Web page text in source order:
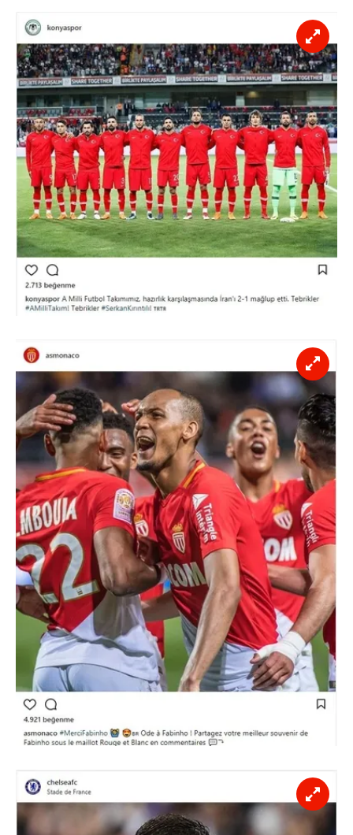
vasıtasıyla belirleyebilirsiniz. Çerezlere ilişkin detaylı bilgi
için Ayarlar butonuna tıklayabilir,
Çerez Bilgilendirme
Metnimiziziyaret edebilirsiniz.
6698 sayılı Kişisel Verilerin Korunması Kanunu uyarınca
hazırlanmış Aydınlatma Metnimizi okumak ve sitemizde
ilgili mevzuata uygun olarak kullanılan çerezlerle ilgili bilgi
almak için lütfentıklayınız.